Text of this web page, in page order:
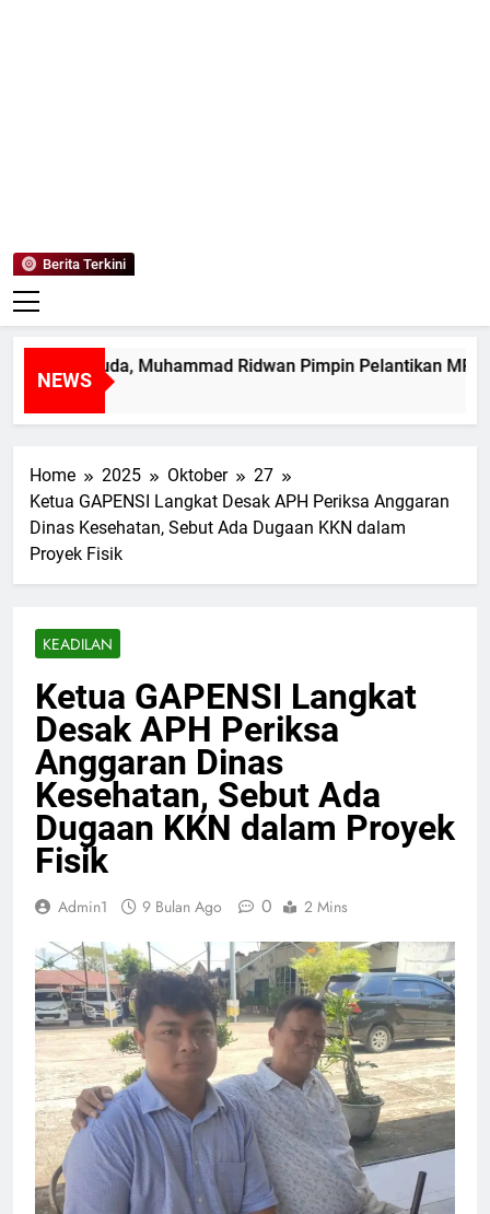
Berita Terkini
NEWS
Muda, Muhammad Ridwan Pimpin Pelantikan MPK
Home 2025 Oktober
27
Ketua GAPENSI Langkat Desak APH Periksa Anggaran
Dinas Kesehatan, Sebut Ada Dugaan KKN dalam
Proyek Fisik
KEADILAN
Ketua GAPENSI Langkat
Desak APH Periksa
Anggaran Dinas
Kesehatan, Sebut Ada
Dugaan KKN dalam Proyek
Fisik
Admin1 9 Bulan Ago 0 2 Mins